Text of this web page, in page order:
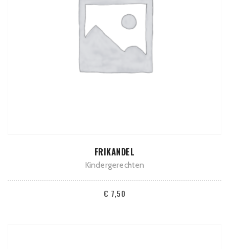
TOEVOEGEN AAN WINKELWAGEN
FRIKANDEL
Kindergerechten
€ 7,50